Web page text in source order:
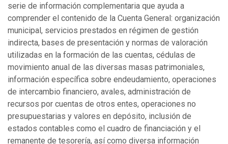
serie de información complementaria que ayuda a
comprender el contenido de la Cuenta General: organización
municipal, servicios prestados en régimen de gestión
indirecta, bases de presentación y normas de valoración
utilizadas en la formación de las cuentas, cédulas de
movimiento anual de las diversas masas patrimoniales,
información específica sobre endeudamiento, operaciones
de intercambio financiero, avales, administración de
recursos por cuentas de otros entes, operaciones no
presupuestarias y valores en depósito, inclusión de
estados contables como el cuadro de financiación y el
remanente de tesorería, así como diversa información